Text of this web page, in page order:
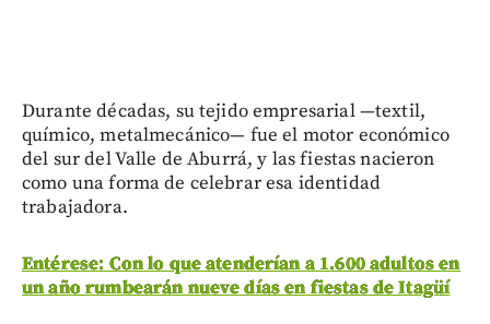
Durante décadas, su tejido empresarial —textil,
químico, metalmecánico— fue el motor económico
del sur del Valle de Aburrá, y las fiestas nacieron
como una forma de celebrar esa identidad
trabajadora.
Entérese: Con lo que atenderían a 1.600 adultos en
un año rumbearán nueve días en fiestas de Itagüí